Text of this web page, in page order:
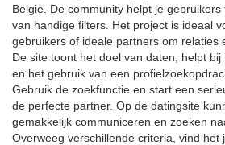
België. De community helpt je
van handige filters. Het project is ideaal
gebruikers of ideale partners om relaties
De site toont het doel van daten, helpt
en het gebruik van een
Gebruik de zoekfunctie en start een
de perfecte partner. Op de datingsite
gemakkelijk communiceren en zoeken
Overweeg verschillende criteria, vind het